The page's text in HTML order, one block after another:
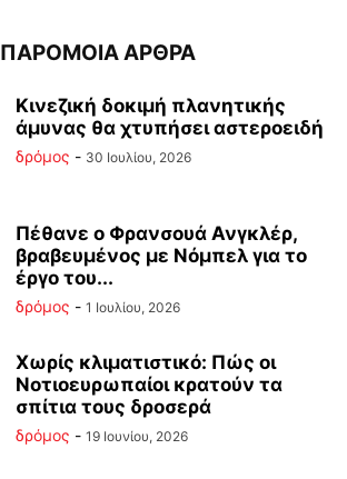
ΠΑΡΟΜΟΙΑ ΑΡΘΡΑ
Κινεζική δοκιμή πλανητικής
άμυνας θα χτυπήσει αστεροειδή
δρόμος - 30 Ιουλίου, 2026
Πέθανε ο Φρανσουά Ανγκλέρ,
βραβευμένος με Νόμπελ για το
έργο του...
δρόμος - 1 Ιουλίου, 2026
Χωρίς κλιματιστικό: Πώς οι
Νοτιοευρωπαίοι κρατούν τα
σπίτια τους δροσερά
δρόμος - 19 Ιουνίου, 2026